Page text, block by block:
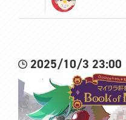
2025/10/3 23:00